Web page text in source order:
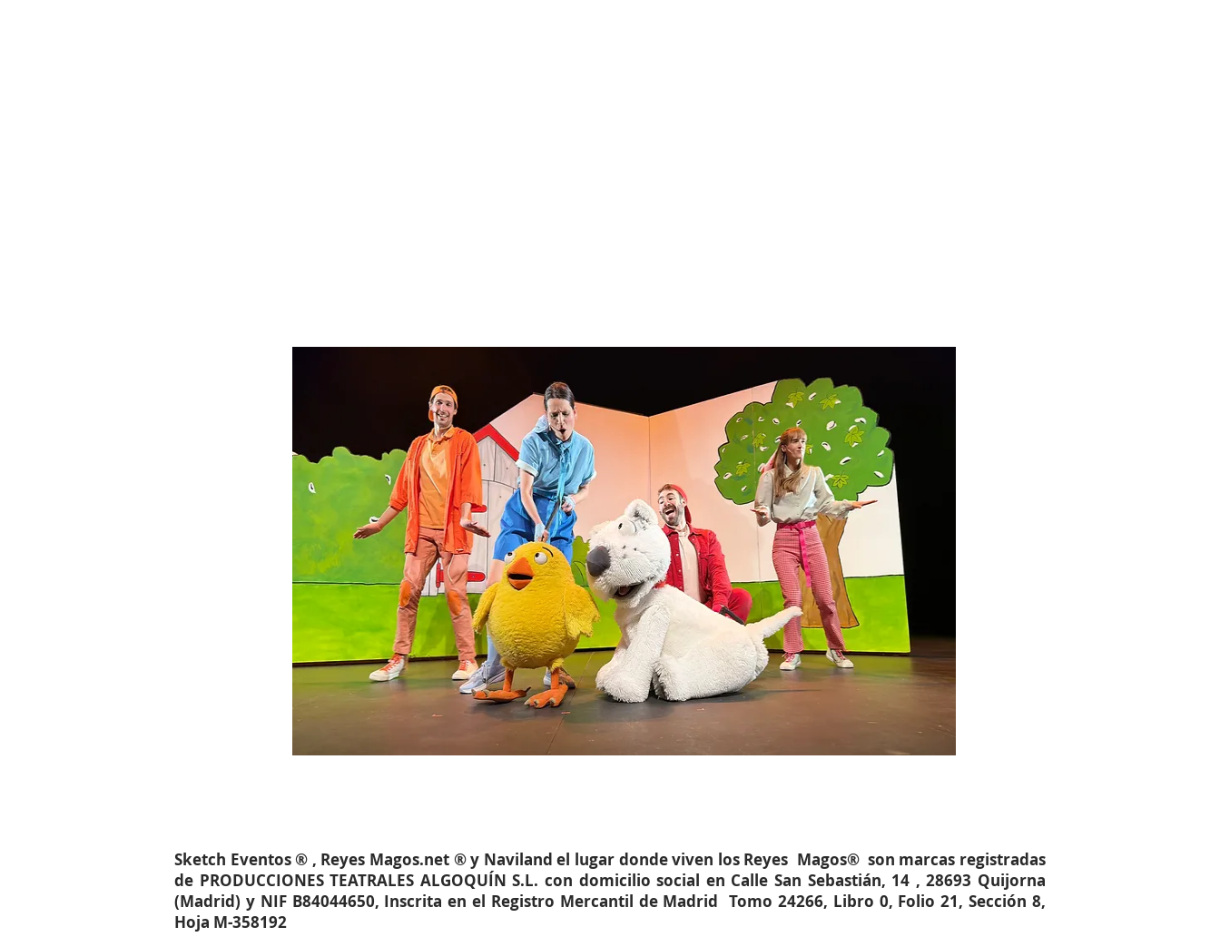
Sketch Eventos ® , Reyes Magos.net ® y Naviland el lugar donde viven los Reyes Magos® son marcas registradas
de PRODUCCIONES TEATRALES ALGOQUÍN S.L. con domicilio social en Calle San Sebastián, 14 , 28693 Quijorna
(Madrid) y NIF B84044650, Inscrita en el Registro Mercantil de Madrid Tomo 24266, Libro 0, Folio 21, Sección 8,
Hoja M-358192